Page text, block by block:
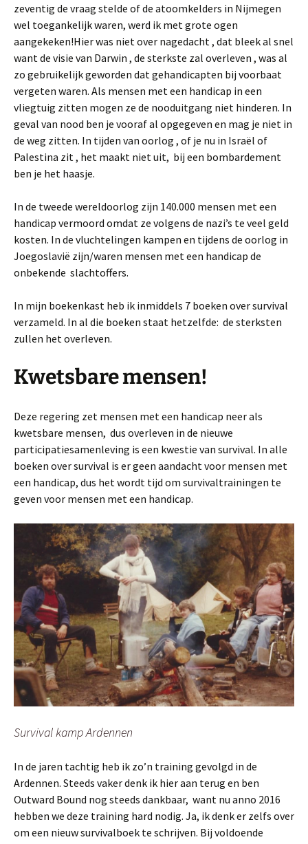
zeventig de vraag stelde of de atoomkelders in Nijmegen
wel toegankelijk waren, werd ik met grote ogen
aangekeken!Hier was niet over nagedacht , dat bleek al snel
want de visie van Darwin , de sterkste zal overleven , was al
zo gebruikelijk geworden dat gehandicapten bij voorbaat
vergeten waren. Als mensen met een handicap in een
vliegtuig zitten mogen ze de nooduitgang niet hinderen. In
geval van nood ben je vooraf al opgegeven en mag je niet in
de weg zitten. In tijden van oorlog , of je nu in Israël of
Palestina zit , het maakt niet uit, bij een bombardement
ben je het haasje.
In de tweede wereldoorlog zijn 140.000 mensen met een
handicap vermoord omdat ze volgens de nazi’s te veel geld
kosten. In de vluchtelingen kampen en tijdens de oorlog in
Joegoslavië zijn/waren mensen met een handicap de
onbekende slachtoffers.
In mijn boekenkast heb ik inmiddels 7 boeken over survival
verzameld. In al die boeken staat hetzelfde: de sterksten
zullen het overleven.
Kwetsbare mensen!
Deze regering zet mensen met een handicap neer als
kwetsbare mensen, dus overleven in de nieuwe
participatiesamenleving is een kwestie van survival. In alle
boeken over survival is er geen aandacht voor mensen met
een handicap, dus het wordt tijd om survivaltrainingen te
geven voor mensen met een handicap.
Survival kamp Ardennen
In de jaren tachtig heb ik zo’n training gevolgd in de
Ardennen. Steeds vaker denk ik hier aan terug en ben
Outward Bound nog steeds dankbaar, want nu anno 2016
hebben we deze training hard nodig. Ja, ik denk er zelfs over
om een nieuw survivalboek te schrijven. Bij voldoende